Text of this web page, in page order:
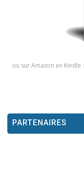
ou sur Amazon en Kindle :
PARTENAIRES